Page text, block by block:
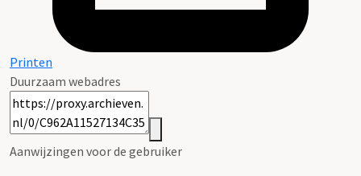
Printen
Duurzaam webadres
Aanwijzingen voor de gebruiker